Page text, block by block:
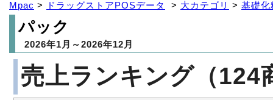
Mpac > ドラッグストアPOSデータ > 大カテゴリ > 基礎化
パック
2026年1月～2026年12月
売上ランキング（124